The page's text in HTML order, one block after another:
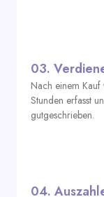
03.
Nach einem
Stunden erfasst
gutgeschrieben.
04.